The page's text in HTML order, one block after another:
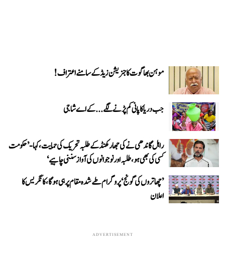
موہن بھاگوت کا جنریشن زیڈ کے سامنے اعتراف!
جب دریا کا پانی کم پڑنے لگے...کے اے شاجی
راہل گاندھی نے کی جھارکھنڈ کے طلبہ تحریک کی حمایت، کہا- ’حکومت
کسی کی بھی ہو، طلبہ اور نوجوانوں کی آواز سننی چاہیے‘
’چھاتروں کی گونج‘ پروگرام طے شدہ مقام پر ہی ہوگا، کانگریس کا
اعلان
ADVERTISEMENT